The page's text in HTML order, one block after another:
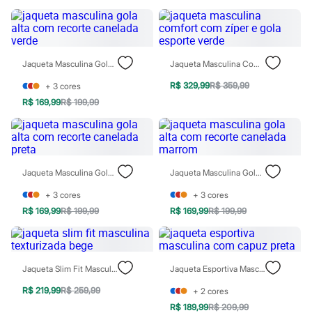
Fifteen
Miss Fifteen
Palomino
Calcinhas
Cuecas
Meias
Pijamas
Moda praia
Biquínis e Maiôs
Blusas de proteção
Sungas
Personagens
Bluey
Disney
Hello Kitty
Homem Aranha
Minecraft
Naruto
Patrulha Canina
Sonic
Beleza
Jaqueta Masculina Gola Alta Com Recorte Canelada Verde
+ 3 cores
R$ 169,99R$ 199,99
Jaqueta Masculina Comfort Com Zíper E Gola Esporte Verde
R$ 329,99R$ 359,99
Jaqueta Masculina Gola Alta Com Recorte Canelada Preta
+ 3 cores
R$ 169,99R$ 199,99
Jaqueta Masculina Gola Alta Com Recorte Canelada Marrom
+ 3 cores
R$ 169,99R$ 199,99
Jaqueta Slim Fit Masculina Texturizada Bege
R$ 219,99R$ 259,99
Jaqueta Esportiva Masculina Com Capuz Preta
+ 2 cores
R$ 189,99R$ 209,99